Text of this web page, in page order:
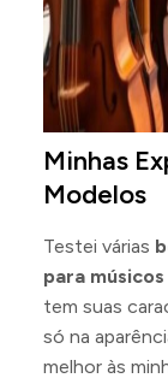
Minhas
Modelos
Testei várias
para músicos
tem suas
só na
melhor às